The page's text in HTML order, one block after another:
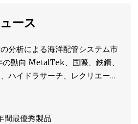
ース
分析による海洋配管システム市
動向 MetalTek、国際、鉄鋼、
ハイドラサーチ、レクリエーシ
リコン、配管、システム、ヴェ
トレッドウェル、将来、パイ
間最優秀製品